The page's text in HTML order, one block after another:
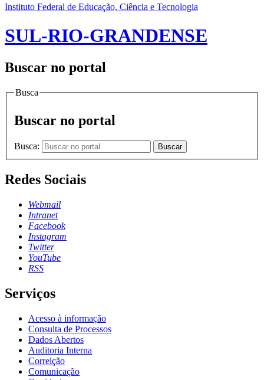
Instituto Federal de Educação, Ciência e Tecnologia
SUL-RIO-GRANDENSE
Buscar no portal
Busca
Buscar no portal
Busca: Buscar
Redes Sociais
Webmail
Intranet
Facebook
Instagram
Twitter
YouTube
RSS
Serviços
Acesso à informação
Consulta de Processos
Dados Abertos
Auditoria Interna
Correição
Comunicação